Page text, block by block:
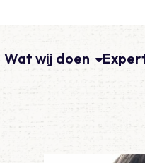
Wat wij doen